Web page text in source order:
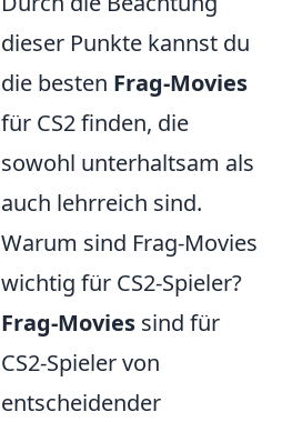
dieser Punkte kannst du
die besten Frag-Movies
für CS2 finden, die
sowohl unterhaltsam als
auch lehrreich sind.
Warum sind Frag-Movies
wichtig für CS2-Spieler?
Frag-Movies sind für
CS2-Spieler von
entscheidender